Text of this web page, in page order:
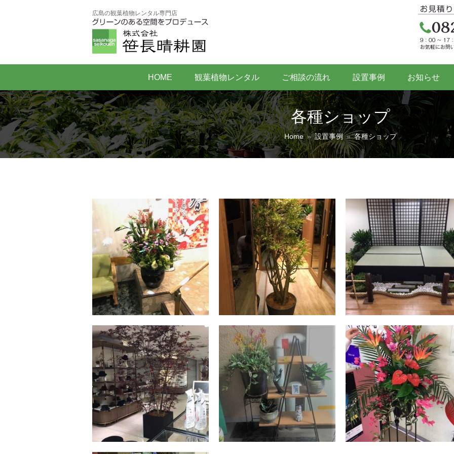
広島の観葉植物レンタル専門店
HOME 観葉植物レンタル ご相談の流れ 設置事例 お知らせ
各種ショップ
Home»設置事例»各種ショップ